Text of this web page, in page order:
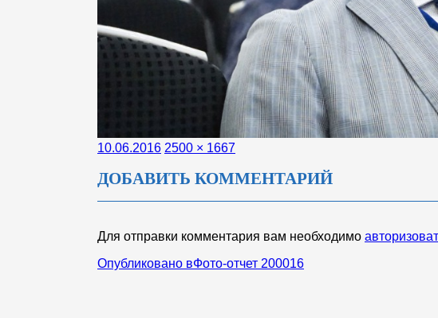
Опубликовано
10.06.2016 Полный
2500 × 1667
ДОБАВИТЬ КОММЕНТАРИЙ
Для отправки комментария вам необходимо
НАВИГАЦИЯ
Опубликовано вФото-отчет 200016